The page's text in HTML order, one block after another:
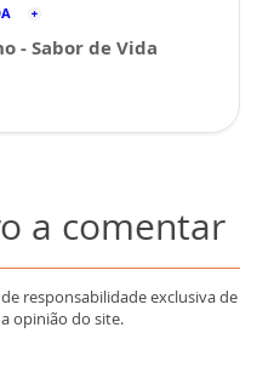
- Sabor de Vida
a comentar
responsabilidade exclusiva de
opinião do site.